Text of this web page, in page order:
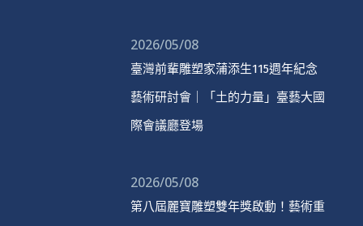
2026/05/08
臺灣前輩雕塑家蒲添生115週年紀念
藝術研討會｜「土的力量」臺藝大國
際會議廳登場
2026/05/08
第八屆麗寶雕塑雙年獎啟動！藝術重